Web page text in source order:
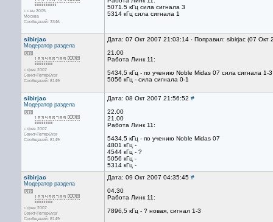
с сен 2005
Москва
Сообщений: 3346
5071.5 кГц сила сигнала 3
5314 кГц сила сигнала 1
sibirjac
Модератор раздела
с фев 2007
Санкт-Петербург
Сообщений: 8149
Дата: 07 Окт 2007 21:03:14 · Поправил: sibirjac (07
21.00
Работа Линк 11:
5434,5 кГц - по учению Noble Midas 07 сила сигнала 1-3
5056 кГц - сила сигнала 0-1
sibirjac
Модератор раздела
с фев 2007
Санкт-Петербург
Сообщений: 8149
Дата: 08 Окт 2007 21:56:52 #
22.00
21.00
Работа Линк 11:
5434,5 кГц - по учению Noble Midas 07
4801 кГц -
4544 кГц - ?
5056 кГц -
5314 кГц -
sibirjac
Модератор раздела
с фев 2007
Санкт-Петербург
Сообщений: 8149
Дата: 09 Окт 2007 04:35:45 #
04.30
Работа Линк 11:
7896,5 кГц - ? новая, сигнал 1-3